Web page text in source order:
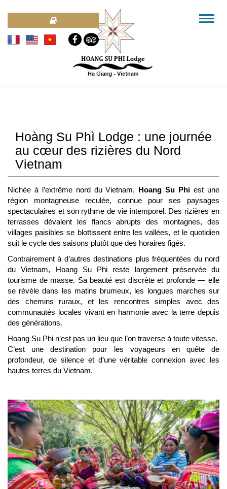
Hoàng Su Phì Lodge : une journée
au cœur des rizières du Nord
Vietnam
Nichée à l’extrême nord du Vietnam, Hoang Su Phi est une
région montagneuse reculée, connue pour ses paysages
spectaculaires et son rythme de vie intemporel. Des rizières en
terrasses dévalent les flancs abrupts des montagnes, des
villages paisibles se blottissent entre les vallées, et le quotidien
suit le cycle des saisons plutôt que des horaires figés.
Contrairement à d’autres destinations plus fréquentées du nord
du Vietnam, Hoang Su Phi reste largement préservée du
tourisme de masse. Sa beauté est discrète et profonde — elle
se révèle dans les matins brumeux, les longues marches sur
des chemins ruraux, et les rencontres simples avec des
communautés locales vivant en harmonie avec la terre depuis
des générations.
Hoang Su Phi n’est pas un lieu que l’on traverse à toute vitesse.
C’est une destination pour les voyageurs en quête de
profondeur, de silence et d’une véritable connexion avec les
hautes terres du Vietnam.